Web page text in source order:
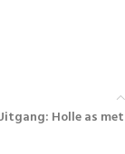
Holle as met